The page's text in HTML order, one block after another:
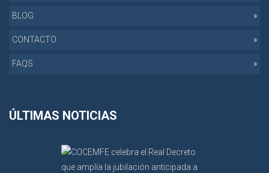
BLOG
CONTACTO
FAQS
ÚLTIMAS NOTICIAS